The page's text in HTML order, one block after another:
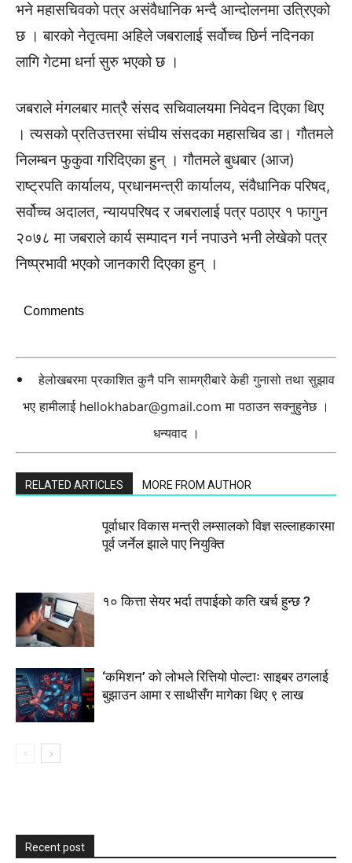
भने महासचिवको पत्र असंवैधानिक भन्दै आन्दोलनमा उत्रिएको
छ । बारको नेतृत्वमा अहिले जबरालाई सर्वोच्च छिर्न नदिनका
लागि गेटमा धर्ना सुरु भएको छ ।
जबराले मंगलबार मात्रै संसद सचिवालयमा निवेदन दिएका थिए
। त्यसको प्रतिउत्तरमा संघीय संसदका महासचिव डा। गौतमले
निलम्बन फुकुवा गरिदिएका हुन् । गौतमले बुधबार (आज)
राष्ट्रपति कार्यालय, प्रधानमन्त्री कार्यालय, संवैधानिक परिषद,
सर्वोच्च अदालत, न्यायपरिषद र जबरालाई पत्र पठाएर १ फागुन
२०७८ मा जबराले कार्य सम्पादन गर्न नपाउने भनी लेखेको पत्र
निष्प्रभावी भएको जानकारी दिएका हुन् ।
Comments
हेलोखबरमा प्रकाशित कुनै पनि सामग्रीबारे केही गुनासो तथा सुझाव
भए हामीलाई hellokhabar@gmail.com मा पठाउन सक्नुहुनेछ ।
धन्यवाद ।
RELATED ARTICLES MORE FROM AUTHOR
पूर्वाधार विकास मन्त्री लम्सालको विज्ञ सल्लाहकारमा
पूर्व जर्नेल झाले पाए नियुक्ति
१० कित्ता सेयर भर्दा तपाईको कति खर्च हुन्छ ?
‘कमिशन’ को लोभले रित्तियो पोल्टाः साइबर ठगलाई
बुझाउन आमा र साथीसँग मागेका थिए ९ लाख
Recent post